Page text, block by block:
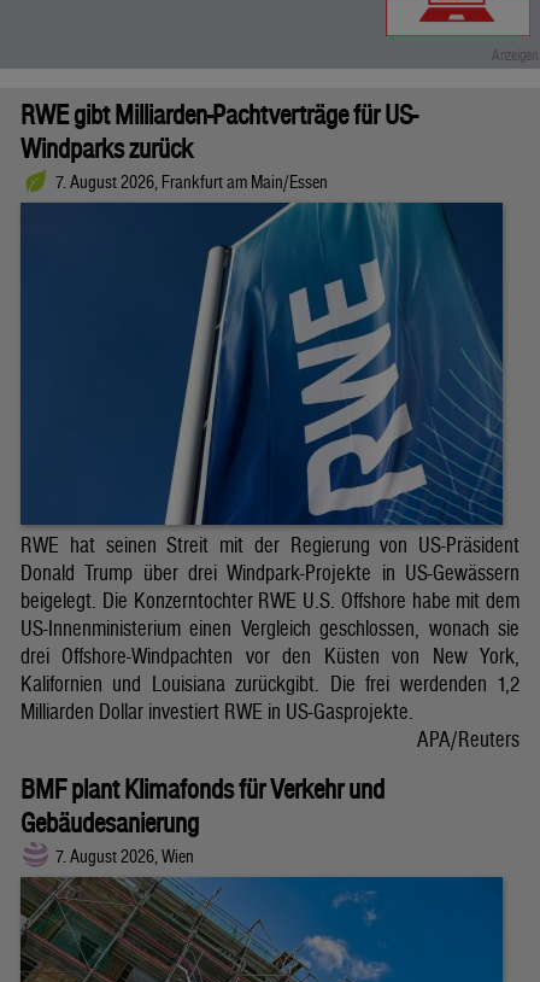
RWE gibt Milliarden-Pachtverträge für US-
Windparks zurück
7. August 2026, Frankfurt am Main/Essen
RWE hat seinen Streit mit der Regierung von US-Präsident
Donald Trump über drei Windpark-Projekte in US-Gewässern
beigelegt. Die Konzerntochter RWE U.S. Offshore habe mit dem
US-Innenministerium einen Vergleich geschlossen, wonach sie
drei Offshore-Windpachten vor den Küsten von New York,
Kalifornien und Louisiana zurückgibt. Die frei werdenden 1,2
Milliarden Dollar investiert RWE in US-Gasprojekte.
APA/Reuters
BMF plant Klimafonds für Verkehr und
Gebäudesanierung
7. August 2026, Wien